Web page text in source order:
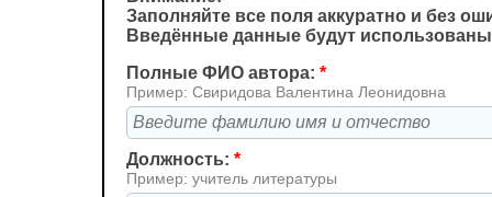
Заполняйте все поля аккуратно и без
Введённые данные будут
Полные ФИО автора: *
Пример: Свиридова Валентина Леонидовна
Должность: *
Пример: учитель литературы